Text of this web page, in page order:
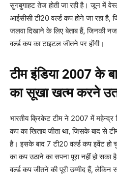
सुगबुगाहट तेज होती जा रही है। जून में
आईसीसी टी20 वर्ल्ड कप होने जा रहा है,
जलवा दिखाने के लिए बेताब हैं, जिनकी
वर्ल्ड कप का टाइटल जीतने पर होंगी।
टीम इंडिया 2007 के
का सूखा खत्म करने
भारतीय क्रिकेट टीम ने 2007 में महेन्द्र
कप का खिताब जीता था, जिसके बाद से
है। इसके बाद 7 टी20 वर्ल्ड कप इवेंट
का कप उठाने का सपना पूरा नहीं हो सका
वर्ल्ड कप जीतने की पूरी उम्मीद हैं, लेकिन